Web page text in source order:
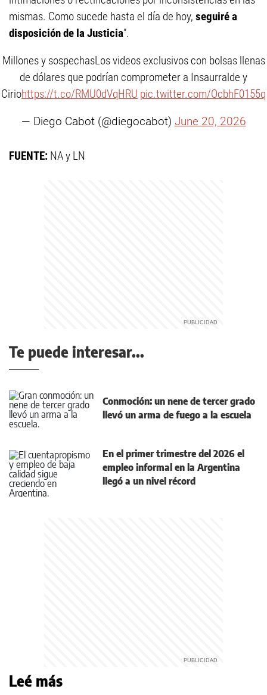
mismas. Como sucede hasta el día de hoy, seguiré a
disposición de la Justicia”.
Millones y sospechasLos videos exclusivos con bolsas llenas
de dólares que podrían comprometer a Insaurralde y
Ciriohttps://t.co/RMU0dVqHRU pic.twitter.com/OcbhF0155q
— Diego Cabot (@diegocabot) June 20, 2026
FUENTE: NA y LN
Te puede interesar...
Conmoción: un nene de tercer grado
llevó un arma de fuego a la escuela
En el primer trimestre del 2026 el
empleo informal en la Argentina
llegó a un nivel récord
Leé más